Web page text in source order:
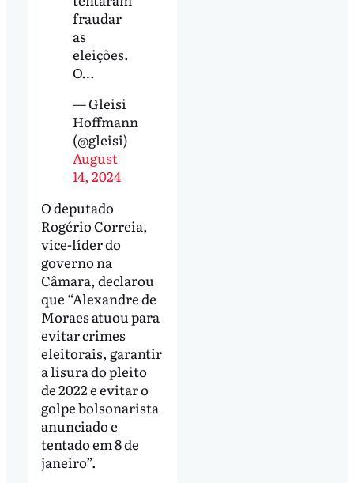
fraudar
as
eleições.
O…
— Gleisi
Hoffmann
(@gleisi)
August
14, 2024
O deputado
Rogério Correia,
vice-líder do
governo na
Câmara, declarou
que “Alexandre de
Moraes atuou para
evitar crimes
eleitorais, garantir
a lisura do pleito
de 2022 e evitar o
golpe bolsonarista
anunciado e
tentado em 8 de
janeiro”.